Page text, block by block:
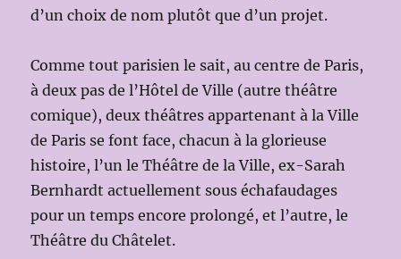
d’un choix de nom plutôt que d’un projet.
Comme tout parisien le sait, au centre de Paris,
à deux pas de l’Hôtel de Ville (autre théâtre
comique), deux théâtres appartenant à la Ville
de Paris se font face, chacun à la glorieuse
histoire, l’un le Théâtre de la Ville, ex-Sarah
Bernhardt actuellement sous échafaudages
pour un temps encore prolongé, et l’autre, le
Théâtre du Châtelet.